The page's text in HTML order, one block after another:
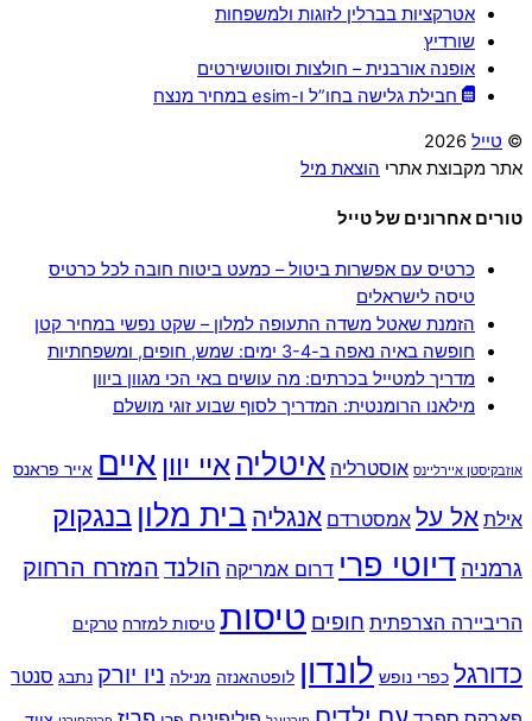
אטרקציות בברלין לזוגות ולמשפחות
שורדיץ
אופנה אורבנית – חולצות וסווטשירטים
חבילת גלישה בחו”ל ו-esim במחיר מנצח
© טייל
אתר מקבוצת אתרי הוצאת מיל
טורים אחרונים של טייל
כרטיס עם אפשרות ביטול – כמעט ביטוח חובה לכל כרטיס
טיסה לישראלים
הזמנת שאטל משדה התעופה למלון – שקט נפשי במחיר קטן
חופשה באיה נאפה ב-3-4 ימים: שמש, חופים, ומשפחתיות
מדריך למטייל בכרתים: מה עושים באי הכי מגוון ביוון
מילאנו הרומנטית: המדריך לסוף שבוע זוגי מושלם
אוזבקיסטן איירליינס אוסטרליה איטליה איי יוון איים אייר פראנס
אילת אל על אמסטרדם אנגליה בית מלון בנגקוק
גרמניה דיוטי פרי דרום אמריקה הולנד המזרח הרחוק
הריביירה הצרפתית חופים טיסות טיסות למזרח טרקים
כדורגל כפרי נופש לונדון לופטהאנזה מנילה ניו יורק נתבג סנטר